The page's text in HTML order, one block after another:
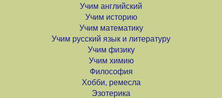
Учим английский
Учим историю
Учим математику
Учим русский язык и литературу
Учим физику
Учим химию
Философия
Хобби, ремесла
Эзотерика